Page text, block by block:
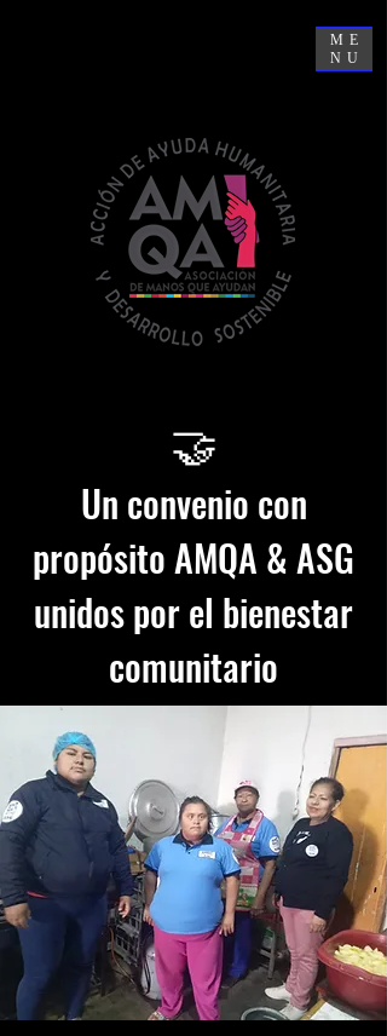
ME
NU
🤝
Un convenio con
propósito AMQA & ASG
unidos por el bienestar
comunitario